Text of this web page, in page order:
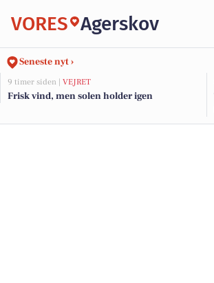
VORES Agerskov
Seneste nyt ›
9 timer siden | VEJRET
Frisk vind, men solen holder igen